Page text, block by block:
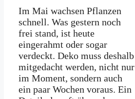
Im Mai wachsen Pflanzen
schnell. Was gestern noch
frei stand, ist heute
eingerahmt oder sogar
verdeckt. Deko muss deshalb
mitgedacht werden, nicht nur
im Moment, sondern auch
ein paar Wochen voraus. Ein